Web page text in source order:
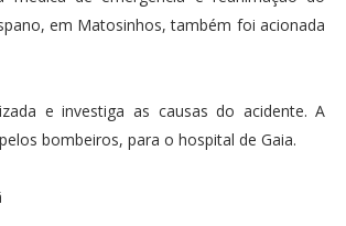
em Matosinhos, também foi acionada
e investiga as causas do acidente. A
bombeiros, para o hospital de Gaia.